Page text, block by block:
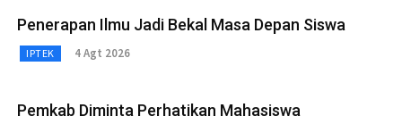
Penerapan Ilmu Jadi Bekal Masa Depan Siswa
IPTEK 4 Agt 2026
Pemkab Diminta Perhatikan Mahasiswa